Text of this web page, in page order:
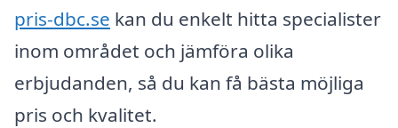
pris-dbc.se kan du enkelt hitta specialister
inom området och jämföra olika
erbjudanden, så du kan få bästa möjliga
pris och kvalitet.